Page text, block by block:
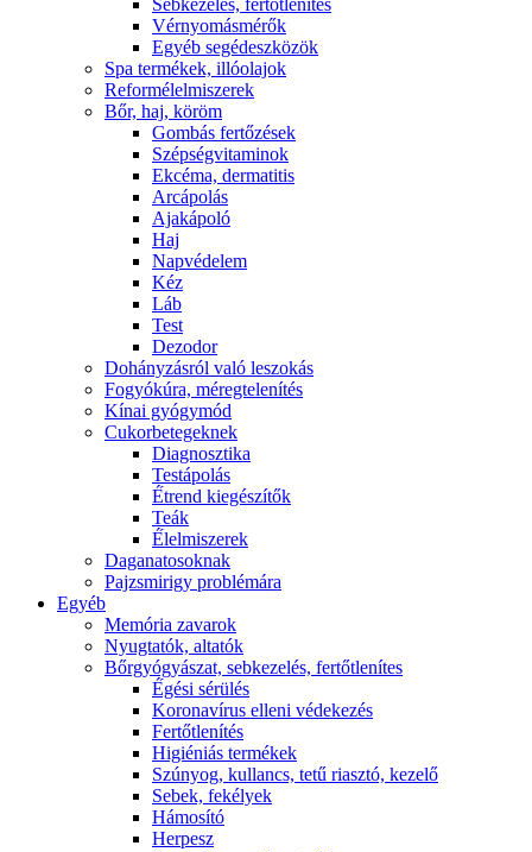
Sebkezelés, fertőtlenítés
Vérnyomásmérők
Egyéb segédeszközök
Spa termékek, illóolajok
Reformélelmiszerek
Bőr, haj, köröm
Gombás fertőzések
Szépségvitaminok
Ekcéma, dermatitis
Arcápolás
Ajakápoló
Haj
Napvédelem
Kéz
Láb
Test
Dezodor
Dohányzásról való leszokás
Fogyókúra, méregtelenítés
Kínai gyógymód
Cukorbetegeknek
Diagnosztika
Testápolás
É́trend kiegészítők
Teák
É́lelmiszerek
Daganatosoknak
Pajzsmirigy problémára
Egyéb
Memória zavarok
Nyugtatók, altatók
Bőrgyógyászat, sebkezelés, fertőtlenítes
É́gési sérülés
Koronavírus elleni védekezés
Fertőtlenítés
Higiéniás termékek
Szúnyog, kullancs, tetű riasztó, kezelő
Sebek, fekélyek
Hámosító
Herpesz